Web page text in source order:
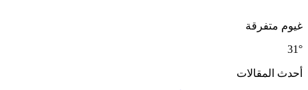
متفرقة
المقالات